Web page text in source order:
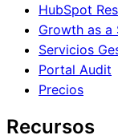
HubSpot
Growth as a
Servicios
Portal Audit
Precios
Recursos